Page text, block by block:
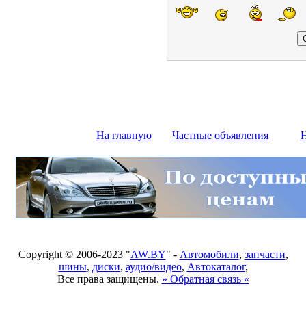
На главную Частные объявления
Copyright © 2006-2023 "AW.BY" - Автомобили, запчасти,
шины, диски, аудио/видео, Автокаталог,
Все права защищены. » Обратная связь «